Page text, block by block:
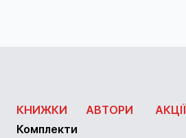
КНИЖКИ
Комплекти
АВТОРИ АКЦІЇ